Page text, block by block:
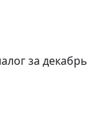
за декабрь